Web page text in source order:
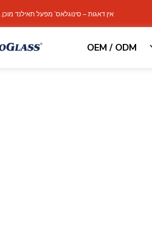
אין דאגות – סינוגלאס’ מפעל תאילנד מוכן.
OEM / ODM